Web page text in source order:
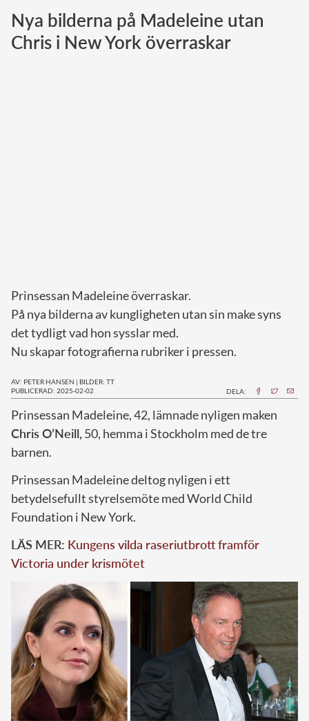
Norska kungahuset
Danska kungahuset
Nya bilderna på Madeleine utan
Chris i New York överraskar
Prinsessan Madeleine överraskar.
På nya bilderna av kungligheten utan sin make syns
det tydligt vad hon sysslar med.
Nu skapar fotografierna rubriker i pressen.
AV: PETER HANSEN | BILDER: TT
PUBLICERAD: 2025-02-02
DELA:
Prinsessan Madeleine, 42, lämnade nyligen maken
Chris O’Neill, 50, hemma i Stockholm med de tre
barnen.
Prinsessan Madeleine deltog nyligen i ett
betydelsefullt styrelsemöte med World Child
Foundation i New York.
LÄS MER: Kungens vilda raseriutbrott framför
Victoria under krismötet